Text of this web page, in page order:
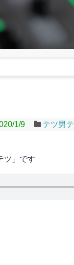
1/9 テツ男
ツ」です